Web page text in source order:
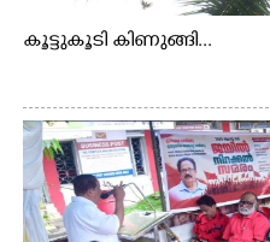
കൂട്ടുകൂടി കിണുങ്ങി...